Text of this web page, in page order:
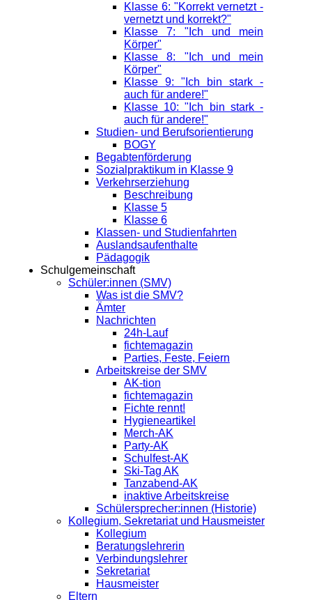
Klasse 6: "Korrekt vernetzt -
vernetzt und korrekt?"
Klasse 7: "Ich und mein
Körper"
Klasse 8: "Ich und mein
Körper"
Klasse 9: "Ich bin stark -
auch für andere!"
Klasse 10: "Ich bin stark -
auch für andere!"
Studien- und Berufsorientierung
BOGY
Begabtenförderung
Sozialpraktikum in Klasse 9
Verkehrserziehung
Beschreibung
Klasse 5
Klasse 6
Klassen- und Studienfahrten
Auslandsaufenthalte
Pädagogik
Schulgemeinschaft
Schüler:innen (SMV)
Was ist die SMV?
Ämter
Nachrichten
24h-Lauf
fichtemagazin
Parties, Feste, Feiern
Arbeitskreise der SMV
AK-tion
fichtemagazin
Fichte rennt!
Hygieneartikel
Merch-AK
Party-AK
Schulfest-AK
Ski-Tag AK
Tanzabend-AK
inaktive Arbeitskreise
Schülersprecher:innen (Historie)
Kollegium, Sekretariat und Hausmeister
Kollegium
Beratungslehrerin
Verbindungslehrer
Sekretariat
Hausmeister
Eltern